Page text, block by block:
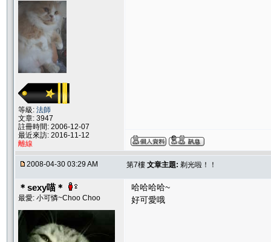
等級: 法師
文章: 3947
註冊時間: 2006-12-07
最近來訪: 2016-11-12
離線
2008-04-30 03:29 AM 第7樓 文章主題: 剃光啦！！
＊sexy喵＊
最愛: 小可憐~Choo Choo
哈哈哈哈~
好可愛哦